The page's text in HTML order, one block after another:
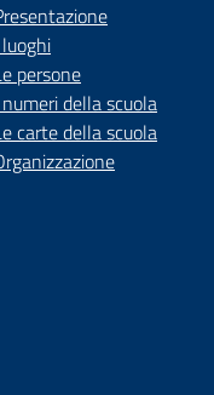
persone
della scuola
carte della scuola